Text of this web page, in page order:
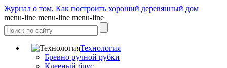
Журнал о том, Как построить хороший деревянный дом
menu-line menu-line menu-line
Технология
Бревно ручной рубки
Клееный брус